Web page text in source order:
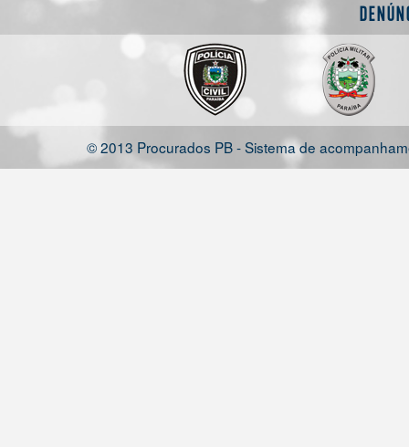
© 2013 Procurados PB - Sistema de